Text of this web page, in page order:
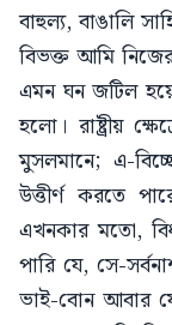
বাহুল্য, বাঙালি
বিভক্ত আমি
এমন ঘন জটিল
হলো। রাষ্ট্রীয়
মুসলমানে; এ-
উত্তীর্ণ করতে
এখনকার মতো,
পারি যে, সে-
ভাই-বোন আবার